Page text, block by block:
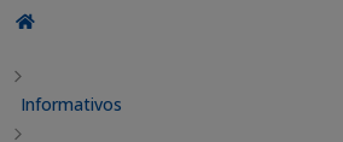
Informativos